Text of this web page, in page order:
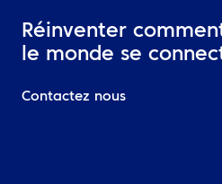
Réinventer
le monde se
Contactez nous